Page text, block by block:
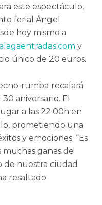
este espectáculo,
ferial Ángel
hoy mismo a
y
único de 20 euros.
rumba recalará
aniversario. El
a las 22.00h en
prometiendo una
y emociones. “Es
ganas de
nuestra ciudad
resaltado